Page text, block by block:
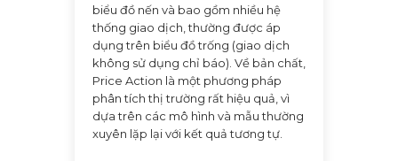
biểu đồ nến và bao gồm nhiều hệ
thống giao dịch, thường được áp
dụng trên biểu đồ trống (giao dịch
không sử dụng chỉ báo). Về bản chất,
Price Action là một phương pháp
phân tích thị trường rất hiệu quả, vì
dựa trên các mô hình và mẫu thường
xuyên lặp lại với kết quả tương tự.